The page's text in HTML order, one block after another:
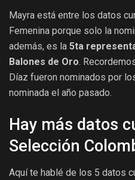
Mayra está entre los datos
Femenina porque solo la
además, es la 5ta
Balones de Oro.
Díaz fueron nominados por
nominada el año pasado.
Hay más datos
Selección
Aquí te hablé de los 5 datos